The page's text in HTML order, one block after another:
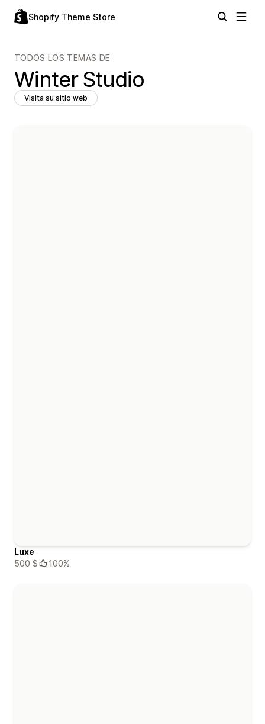
Shopify Theme Store
TODOS LOS TEMAS DE
Winter Studio
Visita su sitio web
Luxe
500 $
100%